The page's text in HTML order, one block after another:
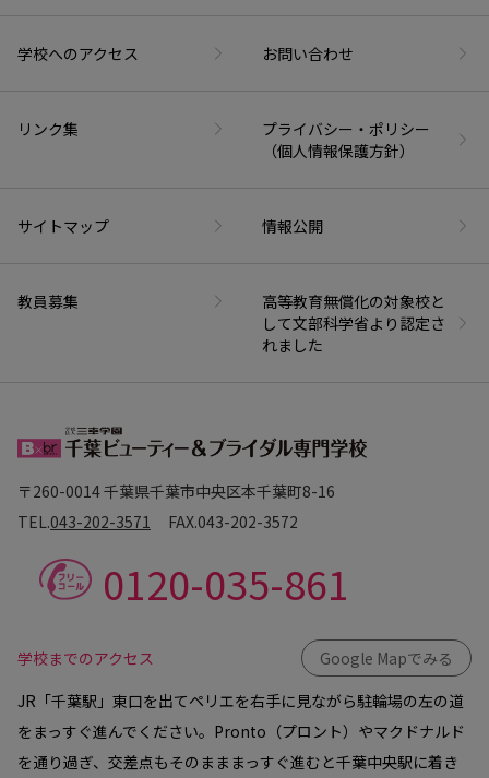
学校へのアクセス お問い合わせ
リンク集
プライバシー・ポリシー
（個人情報保護方針）
サイトマップ 情報公開
教員募集
高等教育無償化の対象校と
して文部科学省より認定さ
れました
〒260-0014 千葉県千葉市中央区本千葉町8-16
TEL.043-202-3571 FAX.043-202-3572
0120-035-861
学校までのアクセス
Google Mapでみる
JR「千葉駅」東口を出てペリエを右手に見ながら駐輪場の左の道
をまっすぐ進んでください。Pronto（プロント）やマクドナルド
を通り過ぎ、交差点もそのまままっすぐ進むと千葉中央駅に着き